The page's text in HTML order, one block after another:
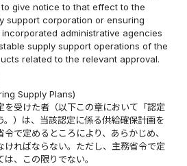
give notice to that effect to the
support corporation or ensuring
administrative agencies
supply support operations of the
related to the relevant approval.
Supply Plans)
を受けた者（以下この章において「認定
。）は、当該認定に係る供給確保計画を
で定めるところにより、あらかじめ、
ければならない。ただし、主務省令で定
、この限りでない。